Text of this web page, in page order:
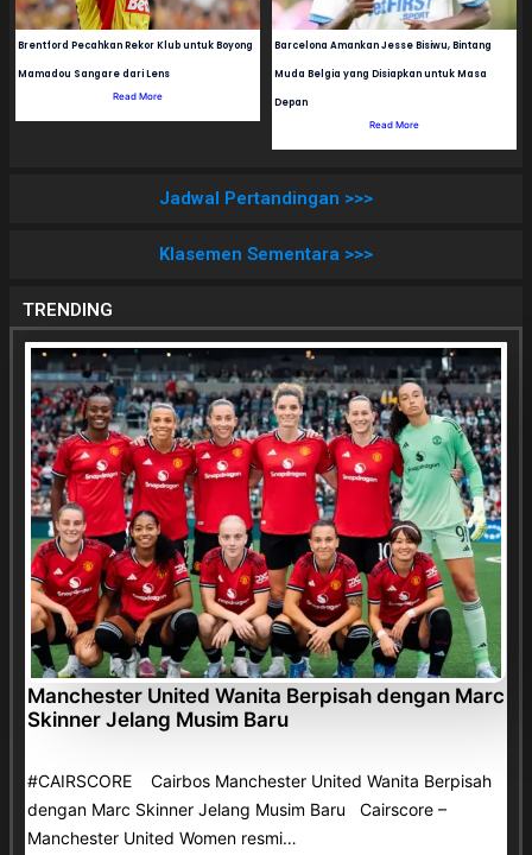
Brentford Pecahkan Rekor Klub untuk Boyong
Mamadou Sangare dari Lens
Read More
Barcelona Amankan Jesse Bisiwu, Bintang
Muda Belgia yang Disiapkan untuk Masa
Depan
Read More
Jadwal Pertandingan >>>
Klasemen Sementara >>>
TRENDING
Manchester United Wanita Berpisah dengan Marc
Skinner Jelang Musim Baru
#CAIRSCORE Cairbos Manchester United Wanita Berpisah
dengan Marc Skinner Jelang Musim Baru Cairscore –
Manchester United Women resmi…